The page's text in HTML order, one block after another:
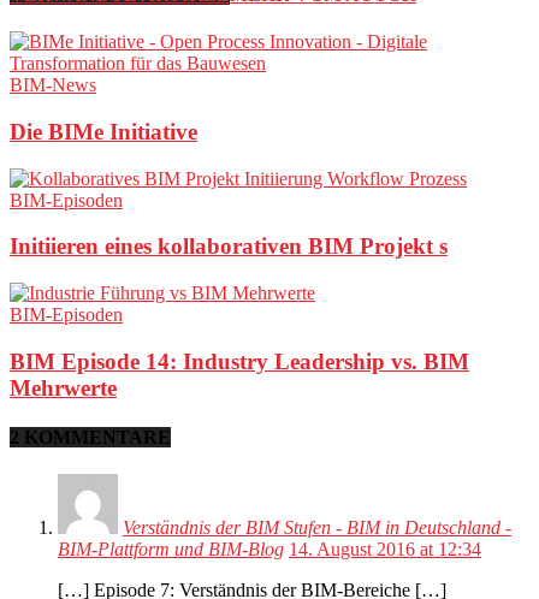
BIM-News
Die BIMe Initiative
BIM-Episoden
Initiieren eines kollaborativen BIM Projekt s
BIM-Episoden
BIM Episode 14: Industry Leadership vs. BIM
Mehrwerte
2 KOMMENTARE
Verständnis der BIM Stufen - BIM in Deutschland -
BIM-Plattform und BIM-Blog 14. August 2016 at 12:34
[…] Episode 7: Verständnis der BIM-Bereiche […]